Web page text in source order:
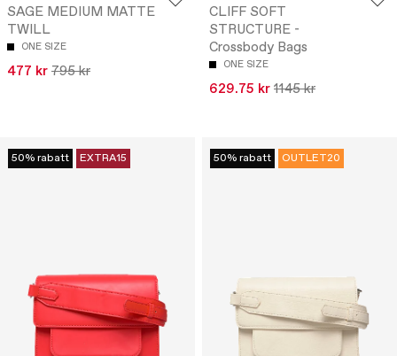
SAGE MEDIUM MATTE
TWILL
ONE SIZE
477 kr 795 kr
CLIFF SOFT
STRUCTURE -
Crossbody Bags
ONE SIZE
629.75 kr 1145 kr
50% rabatt EXTRA15 50% rabatt OUTLET20